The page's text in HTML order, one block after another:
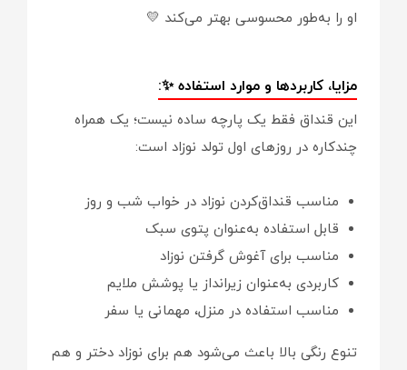
او را به‌طور محسوسی بهتر می‌کند 💛
مزایا، کاربردها و موارد استفاده ✨:
این قنداق فقط یک پارچه ساده نیست؛ یک همراه
چندکاره در روزهای اول تولد نوزاد است:
مناسب قنداق‌کردن نوزاد در خواب شب و روز
قابل استفاده به‌عنوان پتوی سبک
مناسب برای آغوش گرفتن نوزاد
کاربردی به‌عنوان زیرانداز یا پوشش ملایم
مناسب استفاده در منزل، مهمانی یا سفر
تنوع رنگی بالا باعث می‌شود هم برای نوزاد دختر و هم